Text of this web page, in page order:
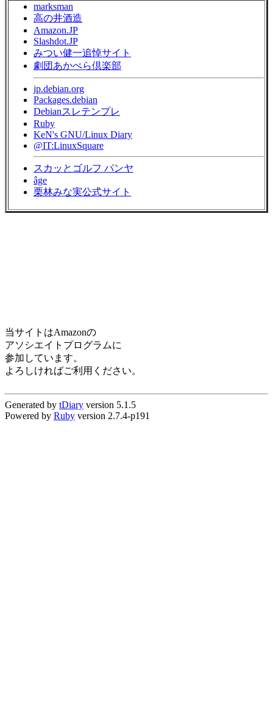
marksman
高の井酒造
Amazon.JP
Slashdot.JP
みつい健一追悼サイト
劇団あかぺら倶楽部
jp.debian.org
Packages.debian
Debianスレテンプレ
Ruby
KeN's GNU/Linux Diary
@IT:LinuxSquare
スカッとゴルフ パンヤ
âge
栗林みな実公式サイト
当サイトはAmazonの
アソシエイトプログラムに
参加しています。
よろしければご利用ください。
Generated by tDiary version 5.1.5
Powered by Ruby version 2.7.4-p191